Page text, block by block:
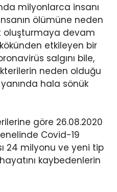
milyonlarca insanı
ölümüne neden
oluşturmaya devam
etkileyen bir
salgını bile,
neden olduğu
hala sönük
göre 26.08.2020
Covid-19
24 milyonu ve yeni tip
kaybedenlerin